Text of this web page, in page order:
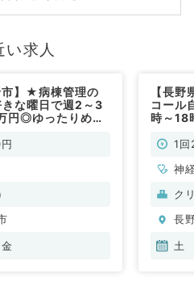
求人
市】★病棟管理の
な曜日で週2～3
円◎ゆったりめの
【長
コール
時～18
1
神
科
内
ク
長
土